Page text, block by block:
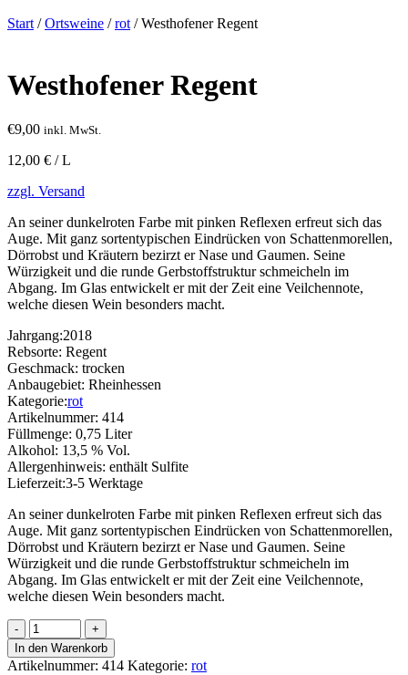
Start/Ortsweine /rot/ Westhofener Regent
Westhofener Regent
€9,00 inkl. MwSt.
12,00 € / L
zzgl. Versand
An seiner dunkelroten Farbe mit pinken Reflexen erfreut sich das
Auge. Mit ganz sortentypischen Eindrücken von Schattenmorellen,
Dörrobst und Kräutern bezirzt er Nase und Gaumen. Seine
Würzigkeit und die runde Gerbstoffstruktur schmeicheln im
Abgang. Im Glas entwickelt er mit der Zeit eine Veilchennote,
welche diesen Wein besonders macht.
Jahrgang:2018
Rebsorte: Regent
Geschmack: trocken
Anbaugebiet: Rheinhessen
Kategorie:rot
Artikelnummer: 414
Füllmenge: 0,75 Liter
Alkohol: 13,5 % Vol.
Allergenhinweis: enthält Sulfite
Lieferzeit:3-5 Werktage
An seiner dunkelroten Farbe mit pinken Reflexen erfreut sich das
Auge. Mit ganz sortentypischen Eindrücken von Schattenmorellen,
Dörrobst und Kräutern bezirzt er Nase und Gaumen. Seine
Würzigkeit und die runde Gerbstoffstruktur schmeicheln im
Abgang. Im Glas entwickelt er mit der Zeit eine Veilchennote,
welche diesen Wein besonders macht.
Westhofener
Regent
Menge
In den Warenkorb
Artikelnummer: 414 Kategorie: rot